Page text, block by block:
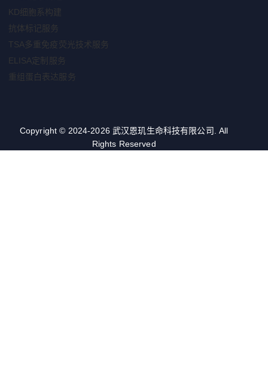
KD细胞系构建
抗体标记服务
TSA多重免疫荧光技术服务
ELISA定制服务
重组蛋白表达服务
Copyright © 2024-2026 武汉恩玑生命科技有限公司. All
Rights Reserved